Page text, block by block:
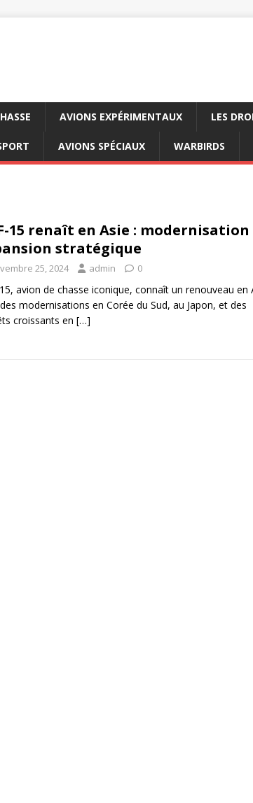
AVIONS EXPÉRIMENTAUX LES
AVIONS SPÉCIAUX WARBIRDS
15 renaît en Asie :
stratégique
25, 2024 admin 0
avion de chasse iconique, connaît un renouveau en
modernisations en Corée du Sud, au Japon, et des
croissants en […]